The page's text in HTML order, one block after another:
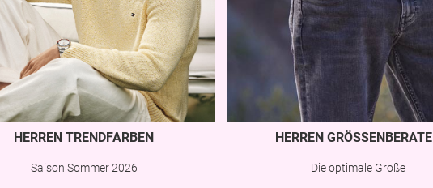
HERREN TRENDFARBEN
Saison Sommer 2026
HERREN GRÖSSENBERATER
Die optimale Größe